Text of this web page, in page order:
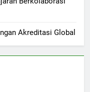
Akreditasi Global